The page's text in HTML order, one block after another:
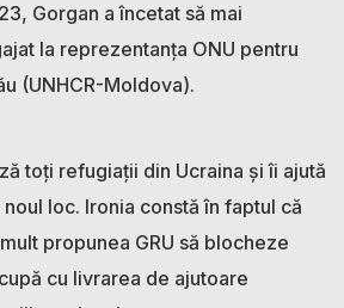
Gorgan a încetat să mai
la reprezentanța ONU pentru
(UNHCR-Moldova).
toți refugiații din Ucraina și îi ajută
loc. Ironia constă în faptul că
propunea GRU să blocheze
cu livrarea de ajutoare